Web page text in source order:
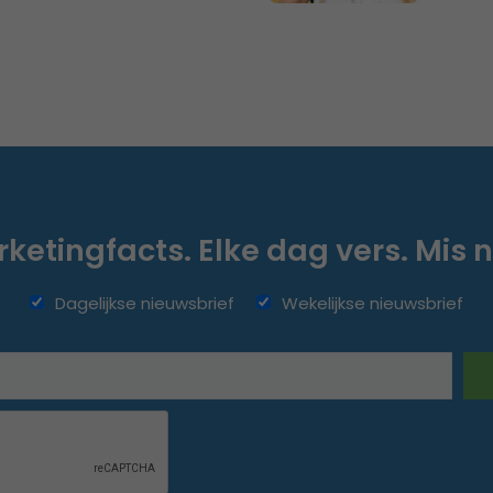
Elke dag vers. Mis
Dagelijkse nieuwsbrief Wekelijkse nieuwsbrief